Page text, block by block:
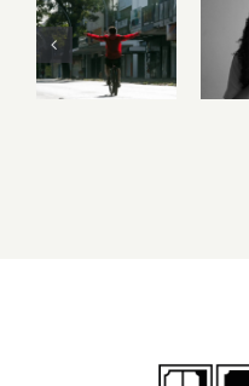
Se a W3
fosse
minha…